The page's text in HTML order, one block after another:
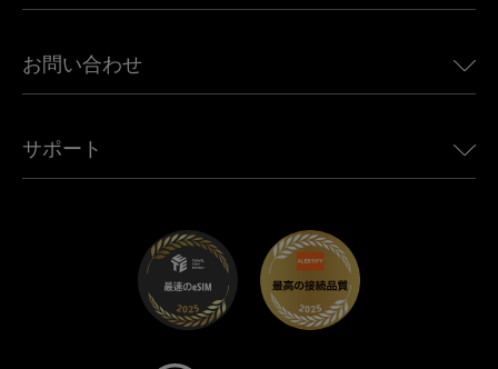
アフリカ向けeSIM
すべての目的地を見る
Jeep向けUbigi
Mini向けUbigi
Maserati向けUbigi
Ubigi関連プレス
Ubigiアプリ
お問い合わせ
アフェリエイトプログラム
サポート
トラブルシューティング
ヘルプセンター
お問い合わせ先